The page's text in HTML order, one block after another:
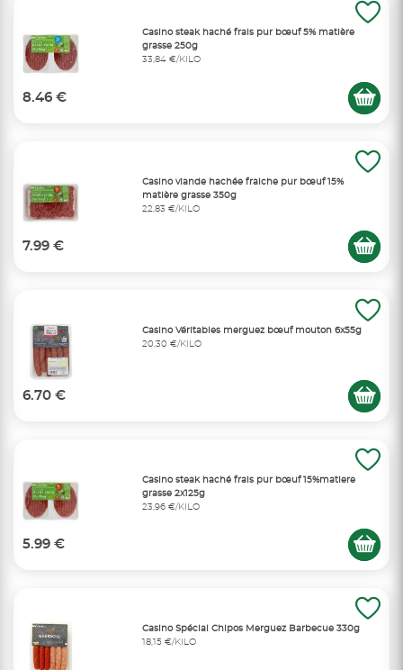
Casino steak haché frais pur bœuf 5% matière
grasse 250g
33,84 €/KILO
8.46 €
Casino viande hachée fraiche pur bœuf 15%
matière grasse 350g
22,83 €/KILO
7.99 €
Casino Véritables merguez bœuf mouton 6x55g
20,30 €/KILO
6.70 €
Casino steak haché frais pur bœuf 15%matiere
grasse 2x125g
23,96 €/KILO
5.99 €
Casino Spécial Chipos Merguez Barbecue 330g
18,15 €/KILO